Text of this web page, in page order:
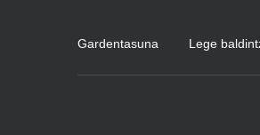
Gardentasuna Lege